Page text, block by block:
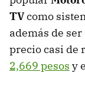
TVcomo
además de
precio casi de
2,669 pesos y